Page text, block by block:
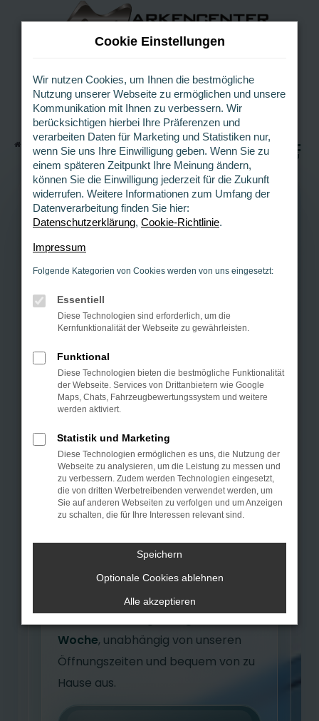
Z
i
MENÜ
Startseite Autozubehör & Ersatzteile
DEMNÄCHST IM AUTOHAUS
KAMEN
AUTOZUBEHÖR & ERSATZTEILE
Autozubehör und
Ersatzteile online
bestellen in Kamen.
Unser neuer Onlineshop für
Autozubehör, Ersatzteile und
Autobedarfsartikel
aktuell im Aufbau. Künftig können
Sie viele Produkte bequem online
auswählen, bestellen und
anschließend direkt im Autohaus
Kamen abholen.
Damit wird der Teile- und
Zubehörkauf deutlich einfacher:
Stunden am Tag, 7 Tage die
Woche, unabhängig von unseren
Öffnungszeiten und bequem von zu
Hause aus.
Cookie Einstellungen
Wir nutzen Cookies, um Ihnen die bestmögliche
Nutzung unserer Webseite zu ermöglichen und unsere
Kommunikation mit Ihnen zu verbessern. Wir
berücksichtigen hierbei Ihre Präferenzen und
verarbeiten Daten für Marketing und Statistiken nur,
wenn Sie uns Ihre Einwilligung geben. Wenn Sie zu
einem späteren Zeitpunkt Ihre Meinung ändern,
können Sie die Einwilligung jederzeit für die Zukunft
widerrufen. Weitere Informationen zum Umfang der
Datenverarbeitung finden Sie hier:
Datenschutzerklärung, Cookie-Richtlinie.
Impressum
Folgende Kategorien von Cookies werden von uns eingesetzt:
Essentiell
Diese Technologien sind erforderlich, um die
Kernfunktionalität der Webseite zu gewährleisten.
Funktional
Diese Technologien bieten die bestmögliche Funktionalität
der Webseite. Services von Drittanbietern wie Google
Maps, Chats, Fahrzeugbewertungssystem und weitere
werden aktiviert.
Statistik und Marketing
Diese Technologien ermöglichen es uns, die Nutzung der
Webseite zu analysieren, um die Leistung zu messen und
zu verbessern. Zudem werden Technologien eingesetzt,
die von dritten Werbetreibenden verwendet werden, um
Sie auf anderen Webseiten zu verfolgen und um Anzeigen
zu schalten, die für Ihre Interessen relevant sind.
Speichern
Optionale Cookies ablehnen
Alle akzeptieren